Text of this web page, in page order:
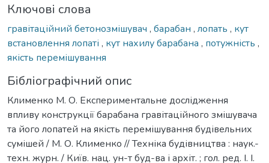
Ключові слова
гравітаційний бетонозмішувач , барабан , лопать , кут
встановлення лопаті , кут нахилу барабана , потужність ,
якість перемішування
Бібліографічний опис
Клименко М. О. Експериментальне дослідження
впливу конструкції барабана гравітаційного змішувача
та його лопатей на якість перемішування будівельних
сумішей / М. О. Клименко // Техніка будівництва : наук.-
техн. журн. / Київ. нац. ун-т буд-ва і архіт. ; гол. ред. І. І.